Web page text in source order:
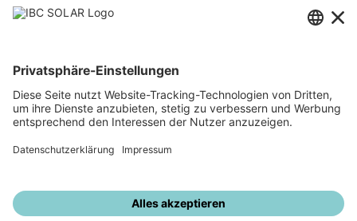
Dann registrieren Sie sich jetzt!
Unsere weiteren Angebote
IBC SOLAR Webseite